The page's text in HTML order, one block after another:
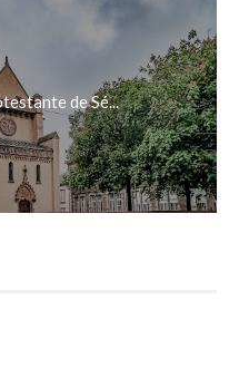
de Sé...